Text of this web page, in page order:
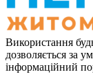
Використання
дозволяється за
інформаційний